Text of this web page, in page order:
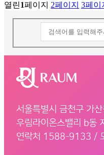
열린1페이지 2페이지 3페이
서울특별시 금천구 가
우림라이온스밸리 b동
연락처 1588-9133 /